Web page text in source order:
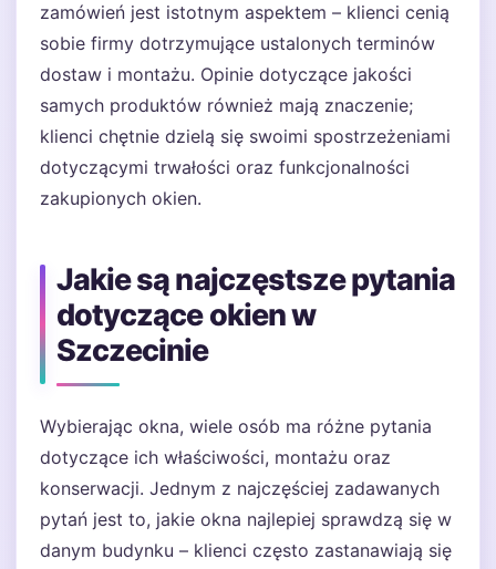
zamówień jest istotnym aspektem – klienci cenią
sobie firmy dotrzymujące ustalonych terminów
dostaw i montażu. Opinie dotyczące jakości
samych produktów również mają znaczenie;
klienci chętnie dzielą się swoimi spostrzeżeniami
dotyczącymi trwałości oraz funkcjonalności
zakupionych okien.
Jakie są najczęstsze pytania
dotyczące okien w
Szczecinie
Wybierając okna, wiele osób ma różne pytania
dotyczące ich właściwości, montażu oraz
konserwacji. Jednym z najczęściej zadawanych
pytań jest to, jakie okna najlepiej sprawdzą się w
danym budynku – klienci często zastanawiają się